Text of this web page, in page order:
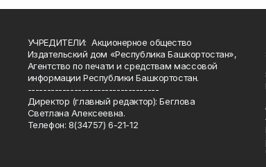
УЧРЕДИТЕЛИ: Акционерное общество
Издательский дом «Республика Башкортостан»,
Агентство по печати и средствам массовой
информации Республики Башкортостан.
----------------------------------
Директор (главный редактор): Беглова
Светлана Алексеевна.
Телефон: 8(34757) 6-21-12